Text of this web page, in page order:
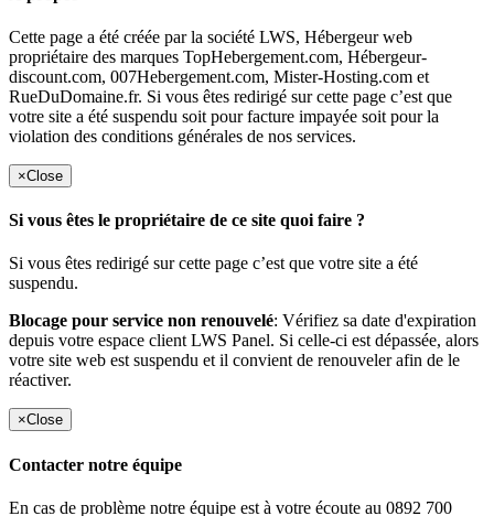
Cette page a été créée par la société LWS, Hébergeur web
propriétaire des marques TopHebergement.com, Hébergeur-
discount.com, 007Hebergement.com, Mister-Hosting.com et
RueDuDomaine.fr. Si vous êtes redirigé sur cette page c’est que
votre site a été suspendu soit pour facture impayée soit pour la
violation des conditions générales de nos services.
×Close
Si vous êtes le propriétaire de ce site quoi faire ?
Si vous êtes redirigé sur cette page c’est que votre site a été
suspendu.
Blocage pour service non renouvelé: Vérifiez sa date d'expiration
depuis votre espace client LWS Panel. Si celle-ci est dépassée, alors
votre site web est suspendu et il convient de renouveler afin de le
réactiver.
×Close
Contacter notre équipe
En cas de problème notre équipe est à votre écoute au 0892 700